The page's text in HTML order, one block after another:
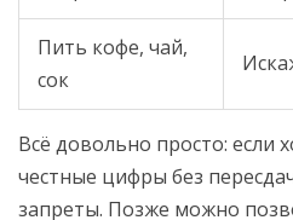
Пить кофе, чай,
сок
Всё довольно просто: если
честные цифры без
запреты. Позже можно